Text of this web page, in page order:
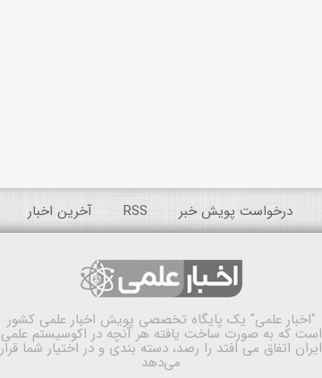
درخواست پویش خبر RSS آخرین اخبار
"اخبار علمی" یک پایگاه تخصصی پویش اخبار علمی کشور
است که به صورت ساخت یافته هر آنچه در اکوسیستم علمی
ایران اتفاق می افتد را رصد، دسته بندی و در اختیار شما قرار
می‌دهد